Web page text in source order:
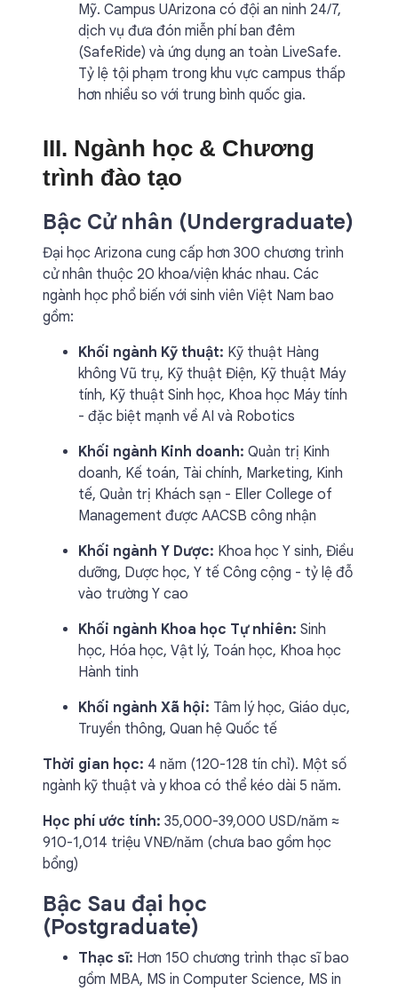
Mỹ. Campus UArizona có đội an ninh 24/7,
dịch vụ đưa đón miễn phí ban đêm
(SafeRide) và ứng dụng an toàn LiveSafe.
Tỷ lệ tội phạm trong khu vực campus thấp
hơn nhiều so với trung bình quốc gia.
III. Ngành học & Chương
trình đào tạo
Bậc Cử nhân (Undergraduate)
Đại học Arizona cung cấp hơn 300 chương trình
cử nhân thuộc 20 khoa/viện khác nhau. Các
ngành học phổ biến với sinh viên Việt Nam bao
gồm:
Khối ngành Kỹ thuật: Kỹ thuật Hàng
không Vũ trụ, Kỹ thuật Điện, Kỹ thuật Máy
tính, Kỹ thuật Sinh học, Khoa học Máy tính
- đặc biệt mạnh về AI và Robotics
Khối ngành Kinh doanh: Quản trị Kinh
doanh, Kế toán, Tài chính, Marketing, Kinh
tế, Quản trị Khách sạn - Eller College of
Management được AACSB công nhận
Khối ngành Y Dược: Khoa học Y sinh, Điều
dưỡng, Dược học, Y tế Công cộng - tỷ lệ đỗ
vào trường Y cao
Khối ngành Khoa học Tự nhiên: Sinh
học, Hóa học, Vật lý, Toán học, Khoa học
Hành tinh
Khối ngành Xã hội: Tâm lý học, Giáo dục,
Truyền thông, Quan hệ Quốc tế
Thời gian học: 4 năm (120-128 tín chỉ). Một số
ngành kỹ thuật và y khoa có thể kéo dài 5 năm.
Học phí ước tính: 35,000-39,000 USD/năm ≈
910-1,014 triệu VNĐ/năm (chưa bao gồm học
bổng)
Bậc Sau đại học
(Postgraduate)
Thạc sĩ: Hơn 150 chương trình thạc sĩ bao
gồm MBA, MS in Computer Science, MS in